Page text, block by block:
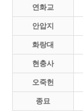
연화교
안압지
화랑대
현충사
오죽헌
종묘